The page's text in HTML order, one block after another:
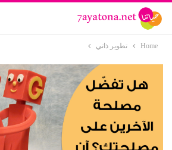
Home تطوير ذاتي